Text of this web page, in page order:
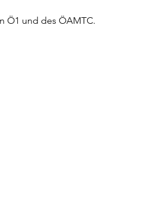
Ö1 und des ÖAMTC.